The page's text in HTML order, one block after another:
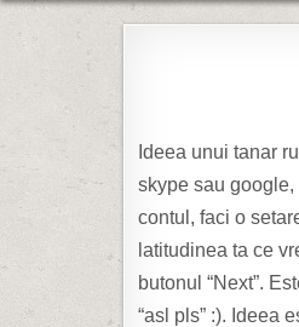
Ideea unui tanar
skype sau
contul, faci o
latitudinea ta ce
butonul “Next”.
“asl pls” :). Ideea